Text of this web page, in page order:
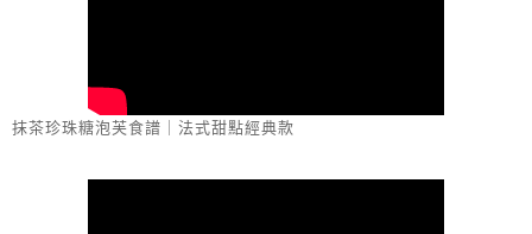
抹茶珍珠糖泡芙食譜｜法式甜點經典款